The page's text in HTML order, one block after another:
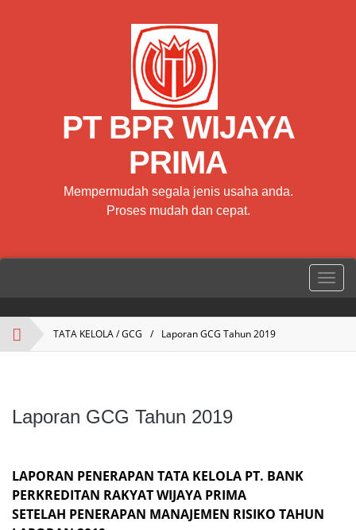
PT BPR WIJAYA
PRIMA
Mempermudah segala jenis usaha anda.
Proses mudah dan cepat.
TATA KELOLA / GCG / Laporan GCG Tahun 2019
Laporan GCG Tahun 2019
LAPORAN PENERAPAN TATA KELOLA PT. BANK
PERKREDITAN RAKYAT WIJAYA PRIMA
SETELAH PENERAPAN MANAJEMEN RISIKO TAHUN